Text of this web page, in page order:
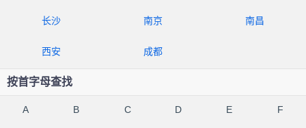
长沙 南京 南昌
西安 成都
按首字母查找
A B C D E F